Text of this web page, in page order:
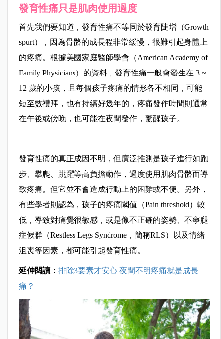
發育性痛只是肌肉使用過度
首先我們要知道，發育性痛不等同於發育陡增（Growth
spurt），因為骨骼的成長程非常緩慢，很難引起身體上
的疼痛。根據美國家庭醫師學會（American Academy of
Family Physicians）的資料，發育性痛一般會發生在 3 ~
12 歲的小孩，且每個孩子疼痛的情形各不相同，可能
短至數禮拜，也有持續好幾年的，疼痛發作時間則通常
在午後或傍晚，也可能在夜間發作，驚醒孩子。
發育性痛的真正成因不明，但廣泛推測是孩子進行如跑
步、攀爬、跳躍等高負擔動作，過度使用肌肉骨骼而導
致疼痛。但它並不會造成行動上的困難或不便。另外，
有些學者則認為，孩子的疼痛閾值（Pain threshold）較
低，導致對痛覺很敏感，或是像不正確的姿勢、不寧腿
症候群（Restless Legs Syndrome，簡稱RLS）以及情緒
沮喪等因素，都可能引起發育性痛。
延伸閱讀： 排除3要素才安心 夜間不明疼痛就是成長
痛？